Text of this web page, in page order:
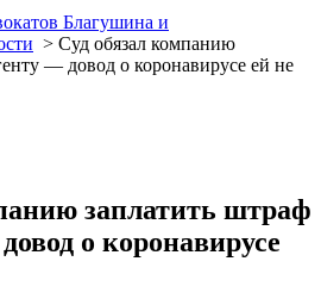
Благушина и
> Суд обязал компанию
— довод о коронавирусе ей не
заплатить штраф
о коронавирусе